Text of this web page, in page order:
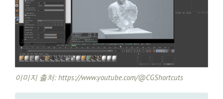
이미지 출처: https://www.youtube.com/@CGShortcuts